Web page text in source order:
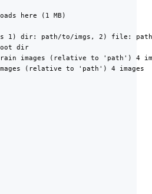
here (1 MB)
1) dir: path/to/imgs, 2) file:
dir
images (relative to 'path') 4
(relative to 'path') 4 images